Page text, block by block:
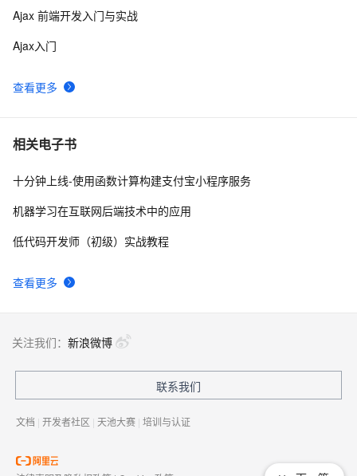
查看更多
Ajax 前端开发入门与实战
Ajax入门
相关电子书
查看更多
十分钟上线-使用函数计算构建支付宝小程序服务
机器学习在互联网后端技术中的应用
低代码开发师（初级）实战教程
关注我们： 新浪微博
联系我们
文档 | 开发者社区 | 天池大赛 | 培训与认证